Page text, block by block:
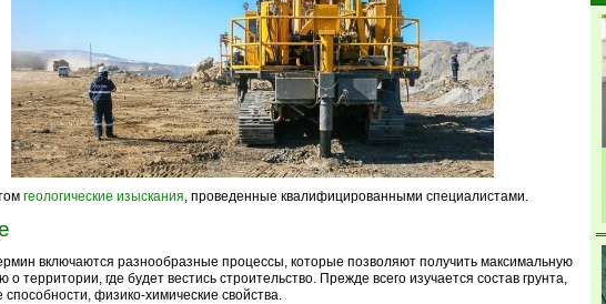
геологические изыскания, проведенные квалифицированными специалистами.
включаются разнообразные процессы, которые позволяют получить максимальную
территории, где будет вестись строительство. Прежде всего изучается состав грунта,
способности, физико-химические свойства.